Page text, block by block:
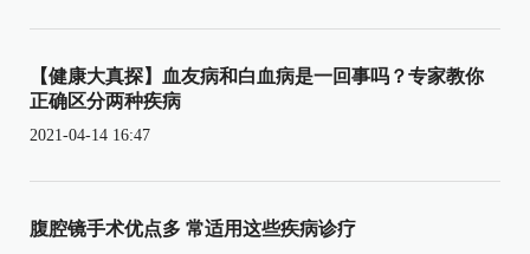
【健康大真探】血友病和白血病是一回事吗？专家教你
正确区分两种疾病
2021-04-14 16:47
腹腔镜手术优点多 常适用这些疾病诊疗